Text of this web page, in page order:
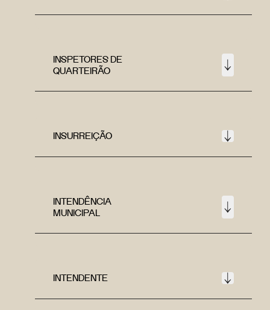
INSPETORES DE
QUARTEIRÃO
INSURREIÇÃO
INTENDÊNCIA
MUNICIPAL
INTENDENTE